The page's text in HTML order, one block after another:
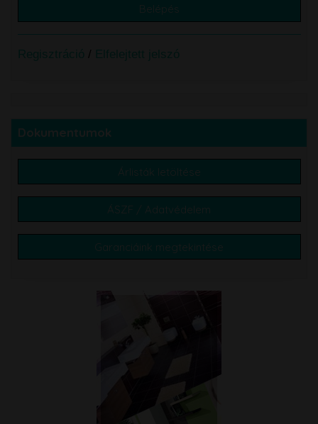
Regisztráció / Elfelejtett jelszó
Dokumentumok
Árlisták letöltése
ÁSZF / Adatvédelem
Garanciáink megtekintése